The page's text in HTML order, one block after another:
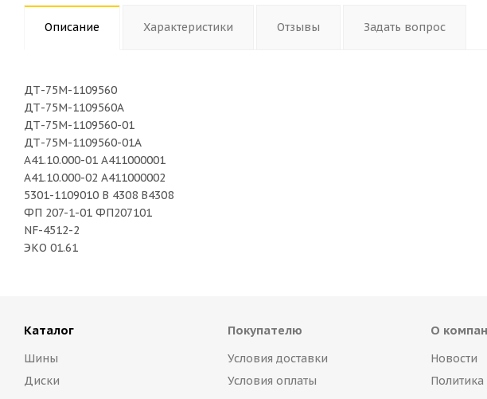
Описание Характеристики Отзывы Задать вопрос
ДТ-75М-1109560
ДТ-75М-1109560А
ДТ-75М-1109560-01
ДТ-75М-1109560-01А
А41.10.000-01 А411000001
А41.10.000-02 А411000002
5301-1109010 В 4308 В4308
ФП 207-1-01 ФП207101
NF-4512-2
ЭКО 01.61
Каталог
Шины
Диски
Покупателю
Условия доставки
Условия оплаты
О
Новости
Политика